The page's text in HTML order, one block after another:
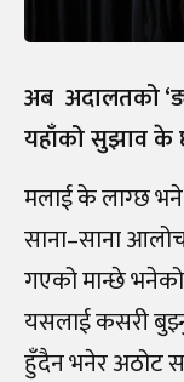
अब अदालतको
यहाँको सुझाव के
मलाई के लाग्छ भने
साना–साना
गएको मान्छे
यसलाई कसरी
हुँदैन भनेर अठोट